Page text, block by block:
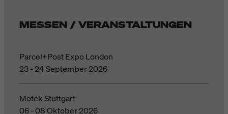
MESSEN / VERANSTALTUNGEN
Parcel+Post Expo London
23 - 24 September 2026
Motek Stuttgart
06 - 08 Oktober 2026